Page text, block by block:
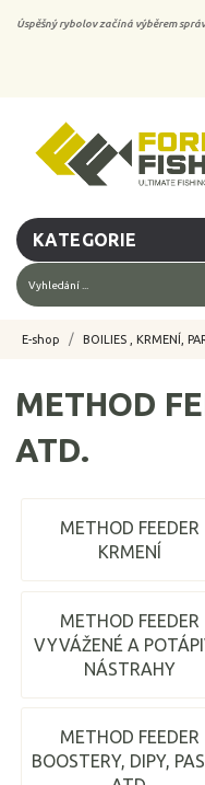
Úspěšný rybolov začíná výběrem
KATEGORIE
E-shop BOILIES , KRMENÍ,
METHOD
ATD.
METHOD FEEDER
KRMENÍ
METHOD FEEDER
VYVÁŽENÉ A
NÁSTRAHY
METHOD FEEDER
BOOSTERY, DIPY,